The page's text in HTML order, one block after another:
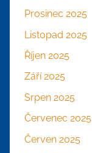
Prosinec 2025
Listopad 2025
Říjen 2025
Září 2025
Srpen 2025
Červenec 2025
Červen 2025